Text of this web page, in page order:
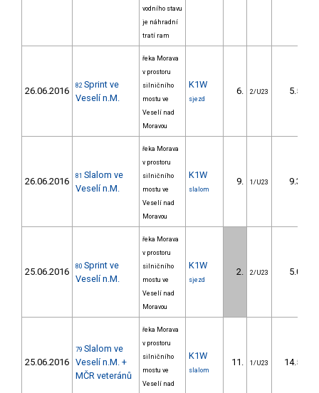
vodního stavu
je náhradní
tratí ram
26.06.2016 82 Sprint ve
Veselí n.M.
řeka Morava
v prostoru
silničního
mostu ve
Veselí nad
Moravou
K1W
sjezd
6. 2/U23 5.50
26.06.2016 81 Slalom ve
Veselí n.M.
řeka Morava
v prostoru
silničního
mostu ve
Veselí nad
Moravou
K1W
slalom
9. 1/U23 9.30
25.06.2016 80 Sprint ve
Veselí n.M.
řeka Morava
v prostoru
silničního
mostu ve
Veselí nad
Moravou
K1W
sjezd
2. 2/U23 5.00
25.06.2016
79 Slalom ve
Veselí n.M. +
MČR veteránů
řeka Morava
v prostoru
silničního
mostu ve
Veselí nad
K1W
slalom
11. 1/U23 14.50